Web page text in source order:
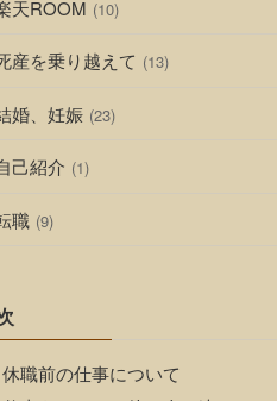
天ROOM (10)
産を乗り越えて (13)
婚、妊娠 (23)
己紹介 (1)
職 (9)
休職前の仕事について